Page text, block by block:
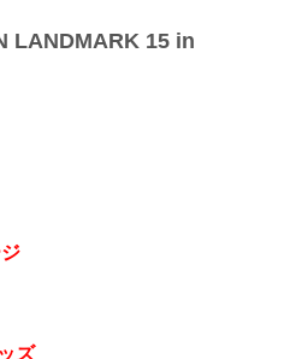
LANDMARK 15 in
ズ